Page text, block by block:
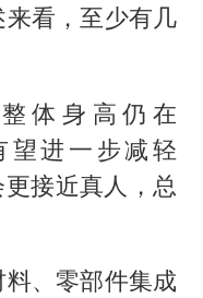
看，至少有几
体身高仍在
望进一步减轻
接近真人，总
、零部件集成